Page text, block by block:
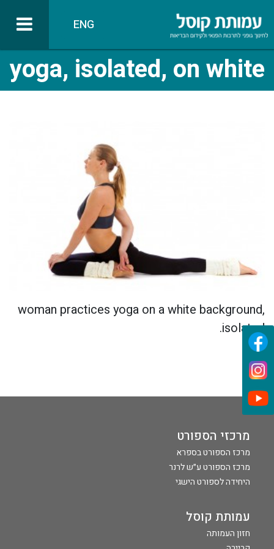
ENG
yoga, isolated, on white
woman practices yoga on a white background,
isolated.
מרכזי הספורט
מרכז הספורט בספרא
מרכז הספורט ע״ש לרנר
היחידה לספורט הישגי
עמותת קוסל
חזון העמותה